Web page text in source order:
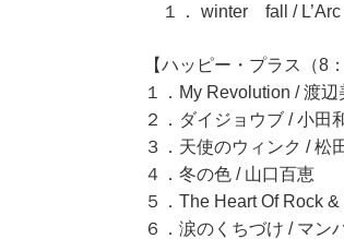
１． winter fall / L’Arc
【ハッピー・プラス（8
１．My Revolution / 渡辺
２．ダイジョウブ / 小田
３．天使のウィンク / 松
４．冬の色 / 山口百恵
５．The Heart Of Rock
６．涙のくちづけ / マン